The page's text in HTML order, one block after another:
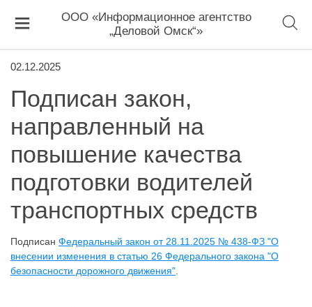
ООО «Информационное агентство
„Деловой Омск“»
02.12.2025
Подписан закон,
направленный на
повышение качества
подготовки водителей
транспортных средств
Подписан Федеральный закон от 28.11.2025 № 438-ФЗ "О
внесении изменения в статью 26 Федерального закона "О
безопасности дорожного движения"